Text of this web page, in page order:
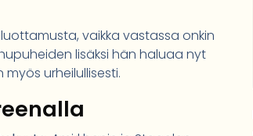
vaikka vastassa onkin
lisäksi hän haluaa nyt
urheilullisesti.